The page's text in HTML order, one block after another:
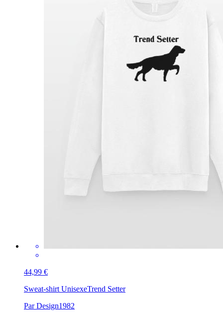
44,99 €
Sweat-shirt UnisexeTrend Setter
Par Design1982